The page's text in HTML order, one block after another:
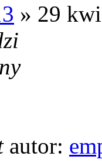
» 29
autor: